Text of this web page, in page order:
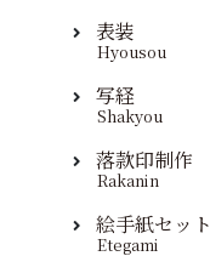
表装
Hyousou
写経
Shakyou
落款印制作
Rakanin
絵手紙セット
Etegami